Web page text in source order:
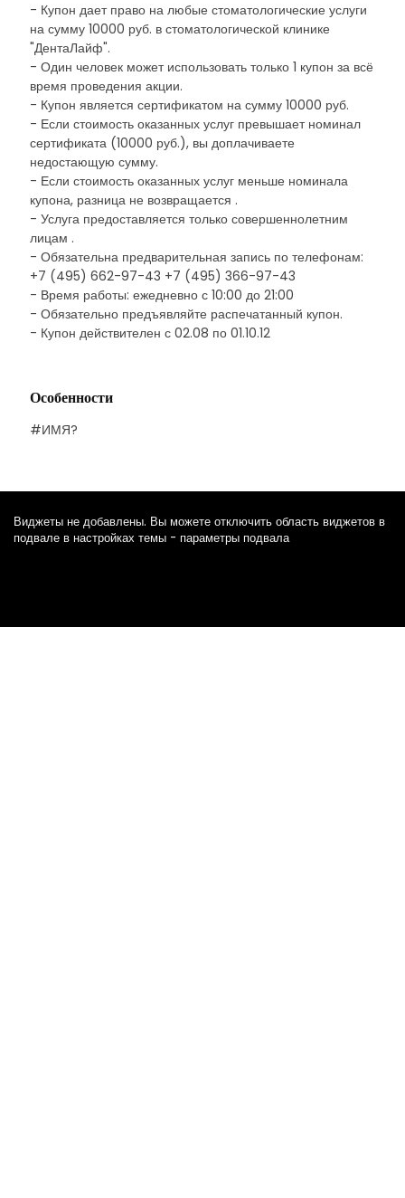
- Купон дает право на любые стоматологические услуги
на сумму 10000 руб. в стоматологической клинике
"ДентаЛайф".
- Один человек может использовать только 1 купон за всё
время проведения акции.
- Купон является сертификатом на сумму 10000 руб.
- Если стоимость оказанных услуг превышает номинал
сертификата (10000 руб.), вы доплачиваете
недостающую сумму.
- Если стоимость оказанных услуг меньше номинала
купона, разница не возвращается .
- Услуга предоставляется только совершеннолетним
лицам .
- Обязательна предварительная запись по телефонам:
+7 (495) 662-97-43 +7 (495) 366-97-43
- Время работы: ежедневно с 10:00 до 21:00
- Обязательно предъявляйте распечатанный купон.
- Купон действителен с 02.08 по 01.10.12
Особенности
#ИМЯ?
Виджеты не добавлены. Вы можете отключить область виджетов в
подвале в настройках темы - параметры подвала